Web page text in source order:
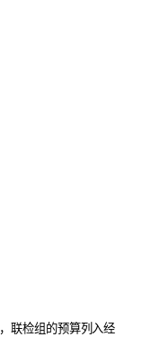
， 联检组的预算列入经